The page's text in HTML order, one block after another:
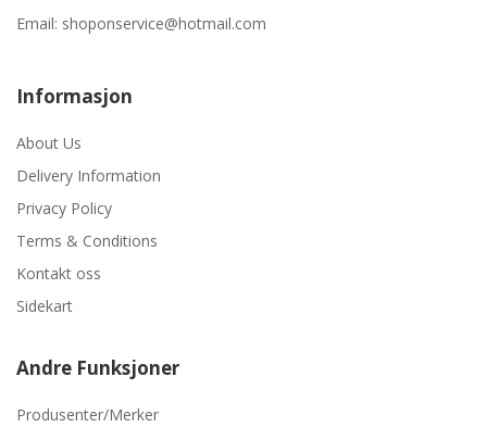
Email: shoponservice@hotmail.com
Informasjon
About Us
Delivery Information
Privacy Policy
Terms & Conditions
Kontakt oss
Sidekart
Andre Funksjoner
Produsenter/Merker